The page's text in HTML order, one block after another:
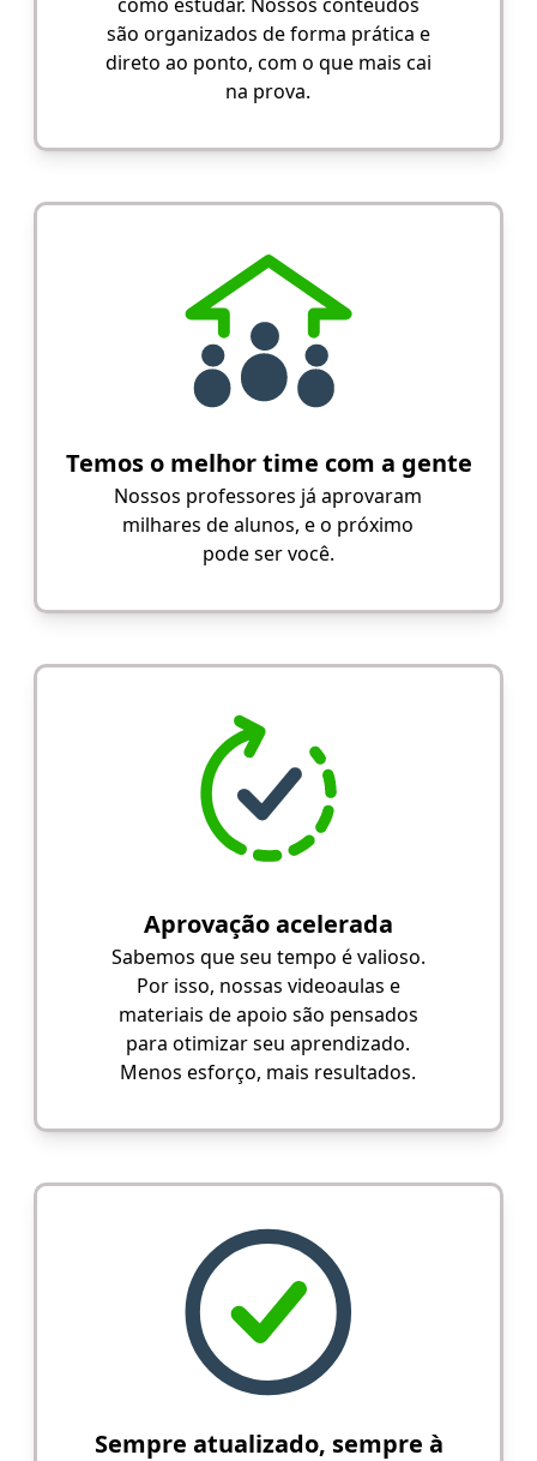
são organizados de forma prática e
direto ao ponto, com o que mais cai
na prova.
Temos o melhor time com a gente
Nossos professores já aprovaram
milhares de alunos, e o próximo
pode ser você.
Aprovação acelerada
Sabemos que seu tempo é valioso.
Por isso, nossas videoaulas e
materiais de apoio são pensados
para otimizar seu aprendizado.
Menos esforço, mais resultados.
Sempre atualizado, sempre à